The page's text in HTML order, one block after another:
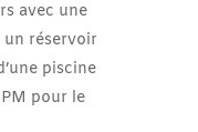
avec une
un réservoir
piscine
pour le